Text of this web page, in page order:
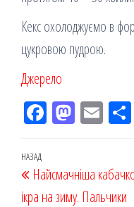
Кекс охолоджуємо в
цукровою пудрою.
Джерело
Fac
k
M
on
Em
Навігація
записів
Попередній
запис
НАЗАД
Найсмачніша
ікра на зиму. Пальчики